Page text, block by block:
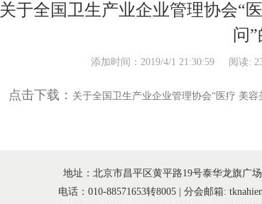
关于全国卫生产业企业管理协会“
问
添加时间：2019/4/1 21:30:59 阅读:
点击下载： 关于全国卫生产业企业管理协会“医疗 美
地址：北京市昌平区黄平路19号泰华龙旗广
电话：010-88571653转8005 | 分会邮箱: